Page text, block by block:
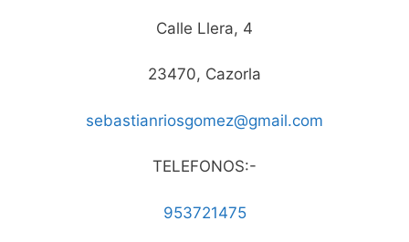
Calle Llera, 4
23470, Cazorla
sebastianriosgomez@gmail.com
TELEFONOS:-
953721475